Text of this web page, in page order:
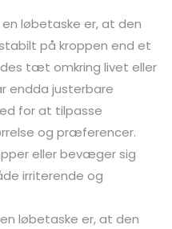
løbetaske er, at den
på kroppen end et
tæt omkring livet eller
endda justerbare
for at tilpasse
og præferencer.
eller bevæger sig
irriterende og
løbetaske er, at den